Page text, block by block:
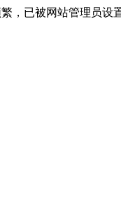
，已被网站管理员设